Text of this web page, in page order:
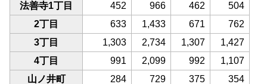
法善寺1丁目
452 966 462
504
2丁目
633 1,433 671
762
3丁目
1,303 2,734 1,307
1,427
4丁目
991 2,099 992
1,107
山ノ井町
284 729 375
354